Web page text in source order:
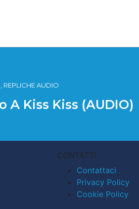
REPLICHE AUDIO
A Kiss Kiss (AUDIO)
CONTATTI
Contattaci
Privacy Policy
Cookie Policy